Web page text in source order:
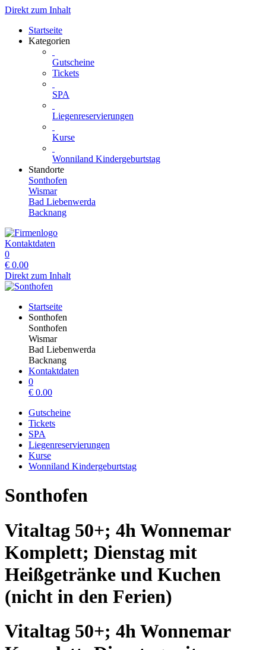
Direkt zum Inhalt
Startseite
Kategorien
Gutscheine
Tickets
SPA
Liegenreservierungen
Kurse
Wonniland Kindergeburtstag
Standorte
Sonthofen
Wismar
Bad Liebenwerda
Backnang
Kontaktdaten
0
€ 0.00
Direkt zum Inhalt
Startseite
Sonthofen
Sonthofen
Wismar
Bad Liebenwerda
Backnang
Kontaktdaten
0
€ 0.00
Gutscheine
Tickets
SPA
Liegenreservierungen
Kurse
Wonniland Kindergeburtstag
Sonthofen
Vitaltag 50+; 4h Wonnemar
Komplett; Dienstag mit
Heißgetränke und Kuchen
(nicht in den Ferien)
Vitaltag 50+; 4h Wonnemar